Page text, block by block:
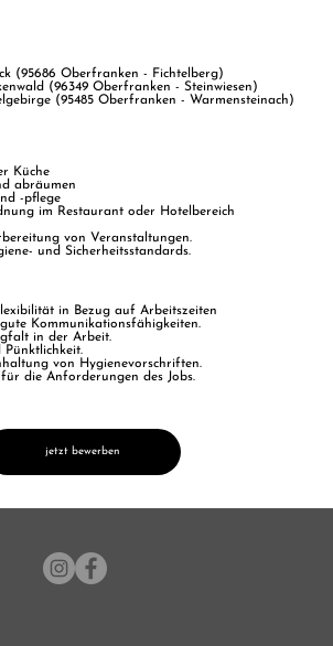
(95686 Oberfranken - Fichtelberg)
(96349 Oberfranken - Steinwiesen)
(95485 Oberfranken - Warmensteinach)
Küche
abräumen
-pflege
im Restaurant oder Hotelbereich
von Veranstaltungen.
und Sicherheitsstandards.
in Bezug auf Arbeitszeiten
Kommunikationsfähigkeiten.
in der Arbeit.
Pünktlichkeit.
von Hygienevorschriften.
die Anforderungen des Jobs.
jetzt bewerben